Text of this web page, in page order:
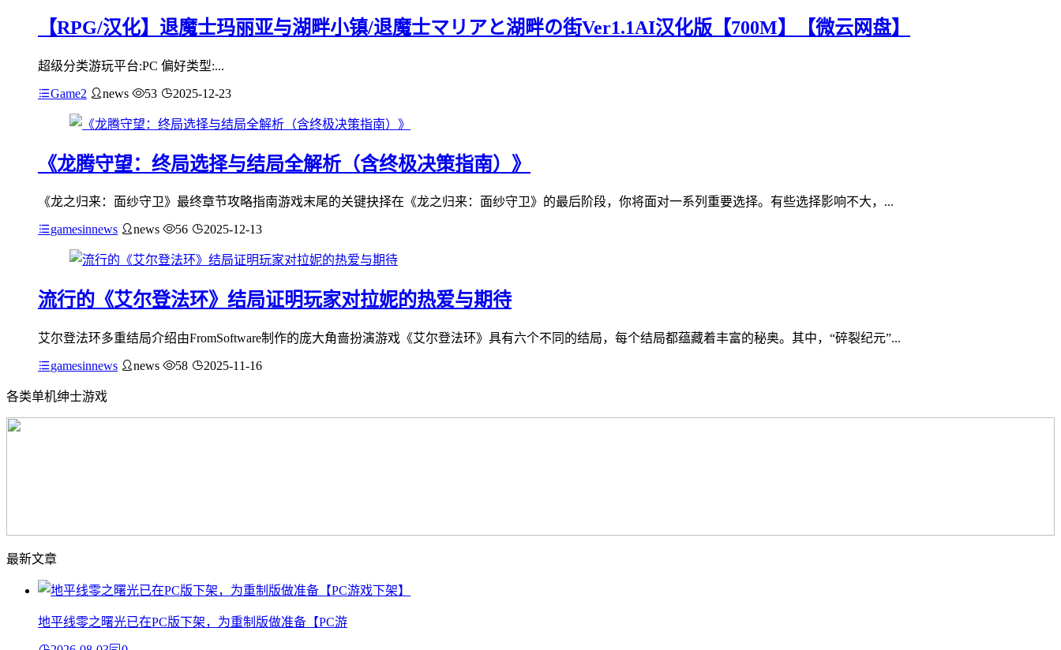
【RPG/汉化】退魔士玛丽亚与湖畔小镇/退魔士マリアと湖畔の街Ver1.1AI汉化版【700M】【微云网盘】
超级分类游玩平台:PC 偏好类型:...
Game2 news 53 2025-12-23
《龙腾守望：终局选择与结局全解析（含终极决策指南）》
《龙之归来：面纱守卫》最终章节攻略指南游戏末尾的关键抉择在《龙之归来：面纱守卫》的最后阶段，你将面对一系列重要选择。有些选择影响不大，...
gamesinnews news 56 2025-12-13
流行的《艾尔登法环》结局证明玩家对拉妮的热爱与期待
艾尔登法环多重结局介绍由FromSoftware制作的庞大角啬扮演游戏《艾尔登法环》具有六个不同的结局，每个结局都蕴藏着丰富的秘奥。其中，“碎裂纪元”...
gamesinnews news 58 2025-11-16
各类单机绅士游戏
最新文章
地平线零之曙光已在PC版下架，为重制版做准备【PC游